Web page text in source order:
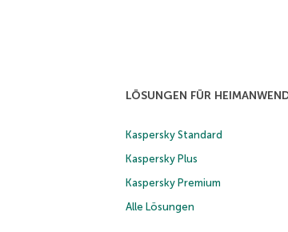
LÖSUNGEN FÜR
Kaspersky Standard
Kaspersky Plus
Kaspersky Premium
Alle Lösungen